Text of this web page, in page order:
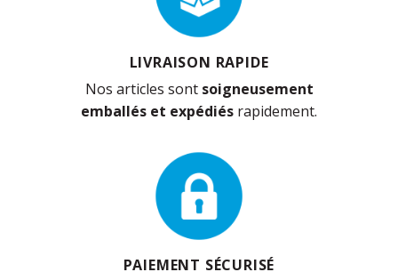
LIVRAISON RAPIDE
Nos articles sont soigneusement
emballés et expédiés rapidement.
PAIEMENT SÉCURISÉ